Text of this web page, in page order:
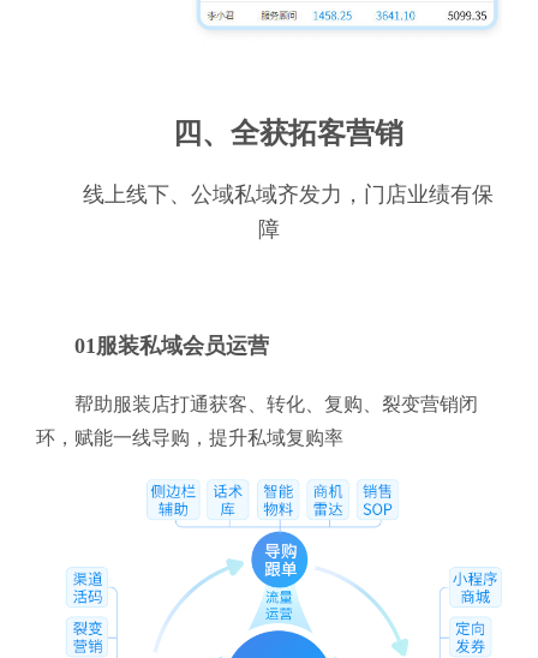
四、全获拓客营销
线上线下、公域私域齐发力，门店业绩有保
障
01服装私域会员运营
帮助服装店打通获客、转化、复购、裂变营销闭
环，赋能一线导购，提升私域复购率